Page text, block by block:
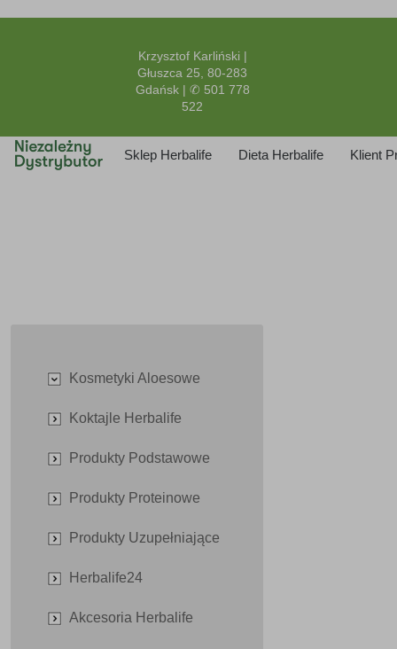
Krzysztof Karliński |
Głuszca 25, 80-283
Gdańsk | ✆ 501 778
522
Sklep Herbalife Dieta Herbalife Klient
Kosmetyki Aloesowe
Koktajle Herbalife
Produkty Podstawowe
Produkty Proteinowe
Produkty Uzupełniające
Herbalife24
Akcesoria Herbalife